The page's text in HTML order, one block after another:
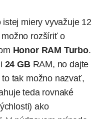
miery vyvažuje 12
rozšíriť o
Honor RAM Turbo.
24 GBRAM, no dajte
tak možno nazvať,
teda rovnaké
ako